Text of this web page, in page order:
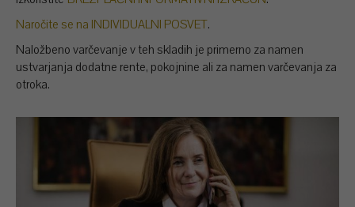
Naročite se na INDIVIDUALNI POSVET.
Naložbeno varčevanje v teh skladih je primerno za namen
ustvarjanja dodatne rente, pokojnine ali za namen varčevanja za
otroka.